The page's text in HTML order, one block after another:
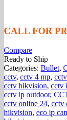
CALL FOR
Compare
Ready to Ship
Categories: Bullet,
cctv, cctv 4 mp,
cctv hikvision, cctv
cctv ip outdoor,
cctv online 24, cctv
hikvision, eco ip